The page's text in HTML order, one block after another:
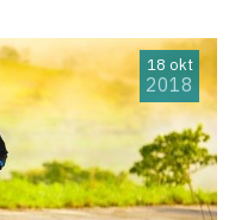
18 okt
2018